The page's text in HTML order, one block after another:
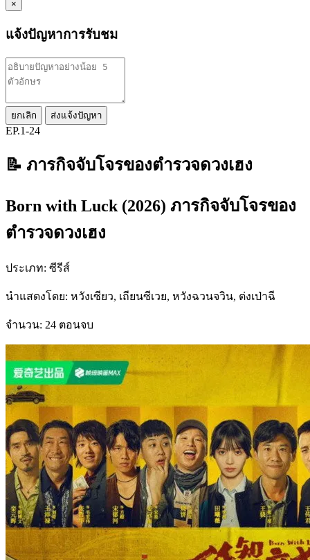
×
แจ้งปัญหาการรับชม
ยกเลิก ส่งแจ้งปัญหา
EP.1-24
📝 ภารกิจจับโจรของตำรวจดวงเฮง
Born with Luck (2026) ภารกิจจับโจรของ
ตำรวจดวงเฮง
ประเภท: ซีรีส์
นำแสดงโดย: หวังเซียว, เถียนซีเวย, หวังฉวนจวิน, ต่งเป่าฉี
จำนวน: 24 ตอนจบ